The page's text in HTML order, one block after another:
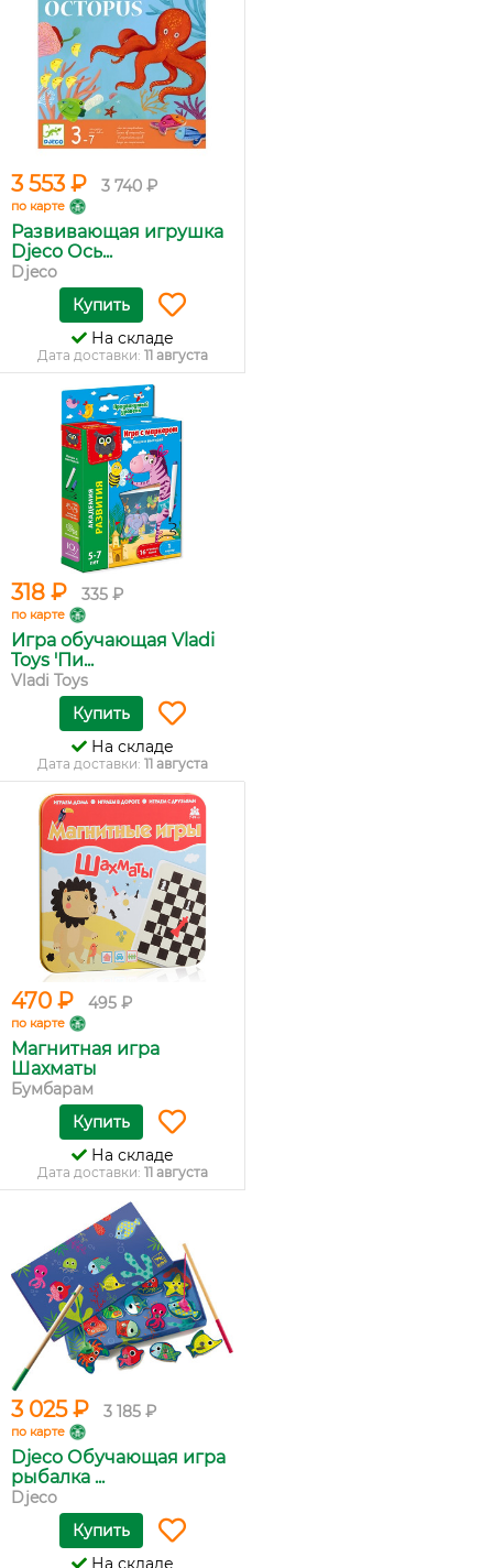
3 553 ₽ 3 740 ₽
по карте
Развивающая игрушка
Djeco Ось...
Djeco
Купить
На складе
Дата доставки: 11 августа
318 ₽ 335 ₽
по карте
Игра обучающая Vladi
Toys 'Пи...
Vladi Toys
Купить
На складе
Дата доставки: 11 августа
470 ₽ 495 ₽
по карте
Магнитная игра
Шахматы
Бумбарам
Купить
На складе
Дата доставки: 11 августа
3 025 ₽ 3 185 ₽
по карте
Djeco Обучающая игра
рыбалка ...
Djeco
Купить
На складе